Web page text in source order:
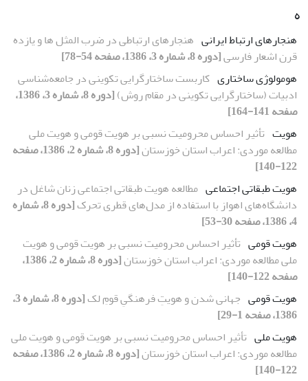
ه
هنجارهای ارتباط ایرانی هنجارهای ارتباطی در ضرب المثل ها و یازده
قرن اشعار فارسی[دوره 8، شماره 3، 1386، صفحه 54-78]
هومولوژی ساختاری کاربست ساختارگرایی تکوینی در جامعه‌شناسی
ادبیات (ساختارگرایی تکوینی در مقام روش)
[دوره 8، شماره 3، 1386،
صفحه 141-164]
هویت تأثیر احساس محرومیت نسبی بر هویت قومی و هویت ملی
مطالعه موردی: اعراب استان خوزستان
[دوره 8، شماره 2، 1386، صفحه
122-140]
هویت طبقاتی اجتماعی مطالعه هویت طبقاتی اجتماعی زنان شاغل در
دانشگاه‌های اهواز با استفاده از مدل‌های قطری تحرک
[دوره 8، شماره
4، 1386، صفحه 30-53]
هویت قومی تأثیر احساس محرومیت نسبی بر هویت قومی و هویت
ملی مطالعه موردی: اعراب استان خوزستان
[دوره 8، شماره 2، 1386،
صفحه 122-140]
هویت قومی جهانی شدن و هویتِ فرهنگیِ قومِ لک
[دوره 8، شماره 3،
1386، صفحه 1-29]
هویت ملی تأثیر احساس محرومیت نسبی بر هویت قومی و هویت ملی
مطالعه موردی: اعراب استان خوزستان
[دوره 8، شماره 2، 1386، صفحه
122-140]